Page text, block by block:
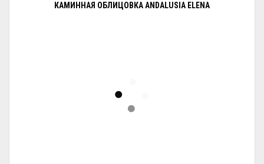
КАМИННАЯ ОБЛИЦОВКА ANDALUSIA ELENA